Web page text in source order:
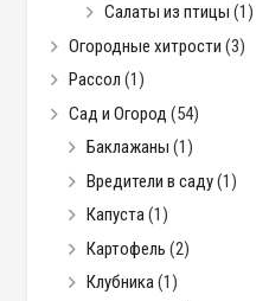
Салаты из птицы (1)
Огородные хитрости (3)
Рассол (1)
Сад и Огород (54)
Баклажаны (1)
Вредители в саду(1)
Капуста(1)
Картофель (2)
Клубника(1)